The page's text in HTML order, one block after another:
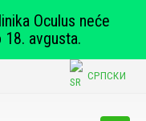
СРПСКИ
Oculus neće
avgusta.